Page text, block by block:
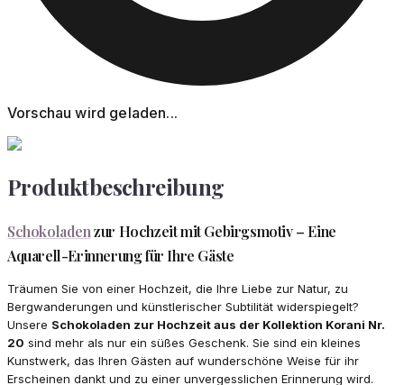
Vorschau wird geladen...
Produktbeschreibung
Schokoladenzur Hochzeit mit Gebirgsmotiv – Eine
Aquarell-Erinnerung für Ihre Gäste
Träumen Sie von einer Hochzeit, die Ihre Liebe zur Natur, zu
Bergwanderungen und künstlerischer Subtilität widerspiegelt?
Unsere Schokoladen zur Hochzeit aus der Kollektion Korani Nr.
20 sind mehr als nur ein süßes Geschenk. Sie sind ein kleines
Kunstwerk, das Ihren Gästen auf wunderschöne Weise für ihr
Erscheinen dankt und zu einer unvergesslichen Erinnerung wird.